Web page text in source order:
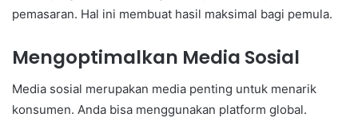
pemasaran. Hal ini membuat hasil maksimal bagi pemula.
Mengoptimalkan Media Sosial
Media sosial merupakan media penting untuk menarik
konsumen. Anda bisa menggunakan platform global.